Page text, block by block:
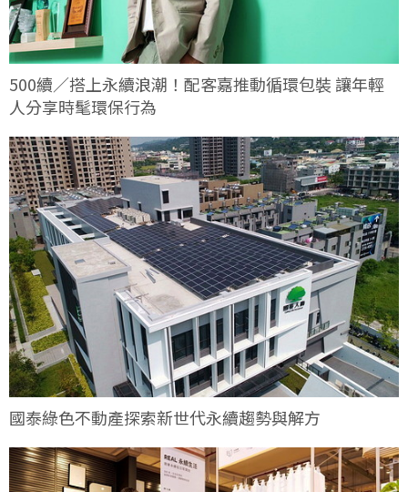
500續／搭上永續浪潮！配客嘉推動循環包裝 讓年輕
人分享時髦環保行為
國泰綠色不動產探索新世代永續趨勢與解方